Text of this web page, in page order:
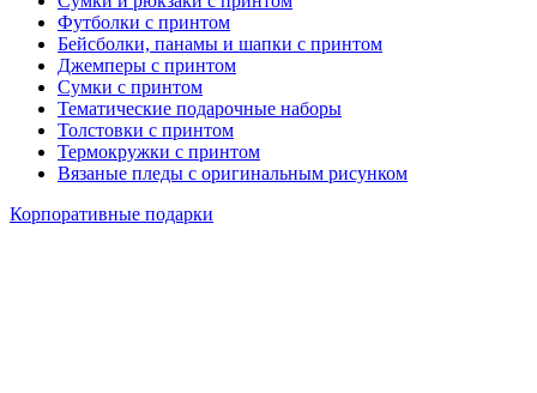
Футболки с принтом
Бейсболки, панамы и шапки с принтом
Джемперы с принтом
Сумки с принтом
Тематические подарочные наборы
Толстовки с принтом
Термокружки с принтом
Вязаные пледы с оригинальным рисунком
Корпоративные подарки